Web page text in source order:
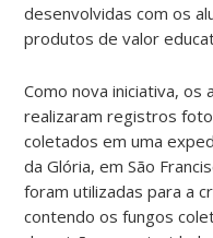
desenvolvidas com os
produtos de valor
Como nova iniciativa,
realizaram registros
coletados em uma
da Glória, em São
foram utilizadas para a
contendo os fungos